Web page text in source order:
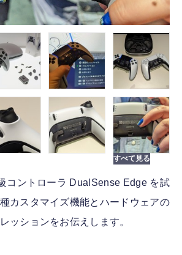
コントローラ DualSense Edge を試
カスタマイズ機能とハードウェアの
ッションをお伝えします。